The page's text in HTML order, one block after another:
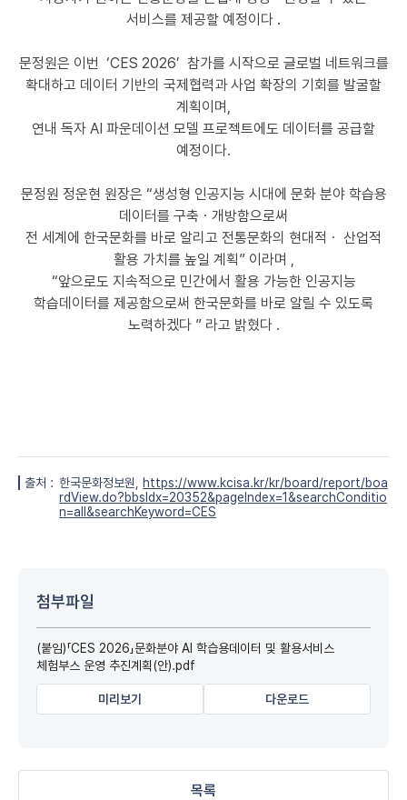
서비스를 제공할 예정이다 .
문정원은 이번 ‘CES 2026’ 참가를 시작으로 글로벌 네트워크를
확대하고 데이터 기반의 국제협력과 사업 확장의 기회를 발굴할
계획이며,
연내 독자 AI 파운데이션 모델 프로젝트에도 데이터를 공급할
예정이다.
문정원 정운현 원장은 “생성형 인공지능 시대에 문화 분야 학습용
데이터를 구축ㆍ개방함으로써
전 세계에 한국문화를 바로 알리고 전통문화의 현대적ㆍ 산업적
활용 가치를 높일 계획” 이라며 ,
“앞으로도 지속적으로 민간에서 활용 가능한 인공지능
학습데이터를 제공함으로써 한국문화를 바로 알릴 수 있도록
노력하겠다 ” 라고 밝혔다 .
출처 : 한국문화정보원,
https://www.kcisa.kr/kr/board/report/boa
rdView.do?bbsIdx=20352&pageIndex=1&searchConditio
n=all&searchKeyword=CES
첨부파일
(붙임)「CES 2026」문화분야 AI 학습용데이터 및 활용서비스
체험부스 운영 추진계획(안).pdf
미리보기 다운로드
목록